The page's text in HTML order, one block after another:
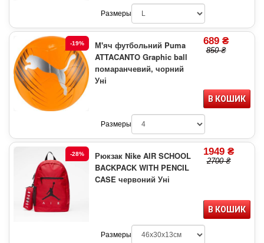
Размеры
-19%
М'яч футбольний Puma
ATTACANTO Graphic ball
помаранчевий, чорний
Уні
689 ₴
850 ₴
В КОШИК
Размеры
-28%
Рюкзак Nike AIR SCHOOL
BACKPACK WITH PENCIL
CASE червоний Уні
1949 ₴
2700 ₴
В КОШИК
Размеры